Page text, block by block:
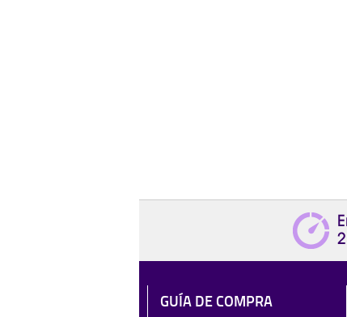
GUÍA DE COMPRA